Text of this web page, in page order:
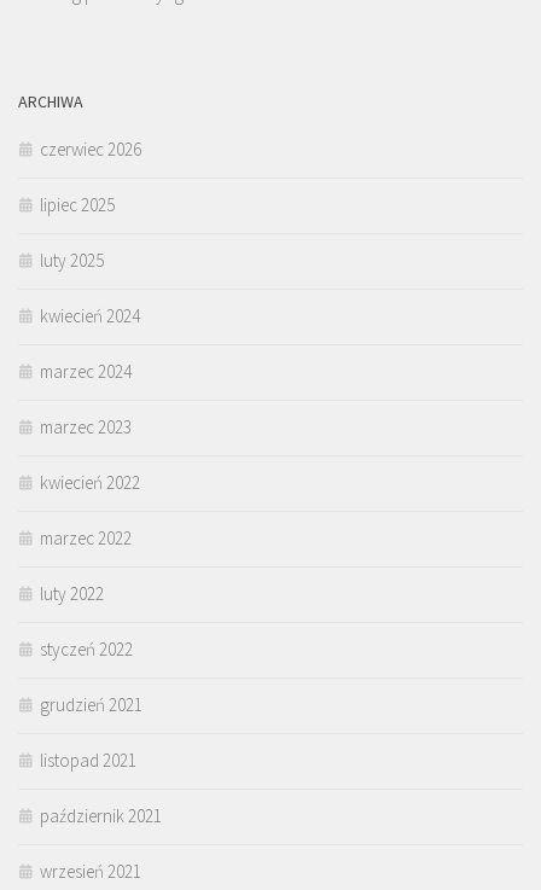
ARCHIWA
czerwiec 2026
lipiec 2025
luty 2025
kwiecień 2024
marzec 2024
marzec 2023
kwiecień 2022
marzec 2022
luty 2022
styczeń 2022
grudzień 2021
listopad 2021
październik 2021
wrzesień 2021